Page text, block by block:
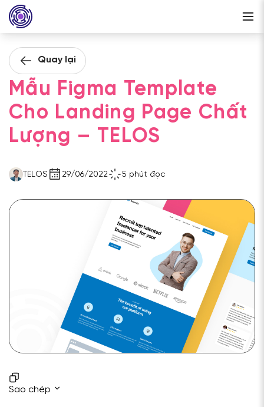
Quay lại
Mẫu Figma Template
Cho Landing Page Chất
Lượng – TELOS
TELOS 29/06/2022 5 phút đọc
Sao chép